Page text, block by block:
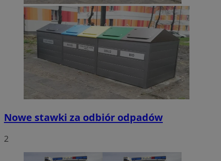
Nowe stawki za odbiór odpadów
2